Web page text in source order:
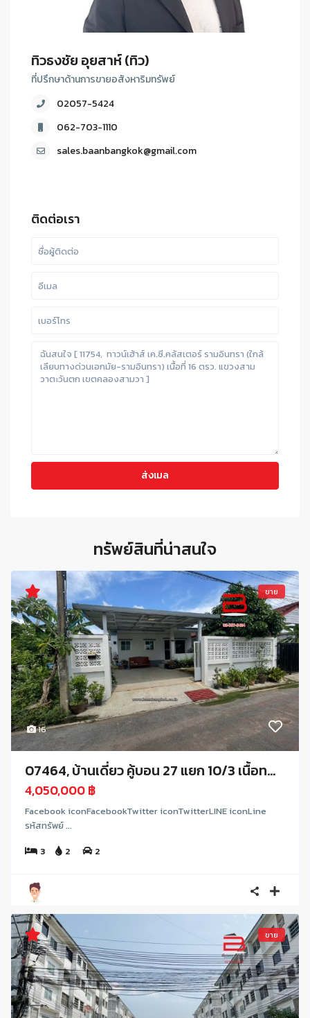
ทิวธงชัย อุยสาห์ (ทิว)
ที่ปรึกษาด้านการขายอสังหาริมทรัพย์
02057-5424
062-703-1110
sales.baanbangkok@gmail.com
ติดต่อเรา
ทรัพย์สินที่น่าสนใจ
16
ขาย
07464, บ้านเดี่ยว คู้บอน 27 แยก 10/3 เนื้อท...
4,050,000 ฿
Facebook iconFacebookTwitter iconTwitterLINE iconLine
รหัสทรัพย์ ...
3
2 2
ขาย